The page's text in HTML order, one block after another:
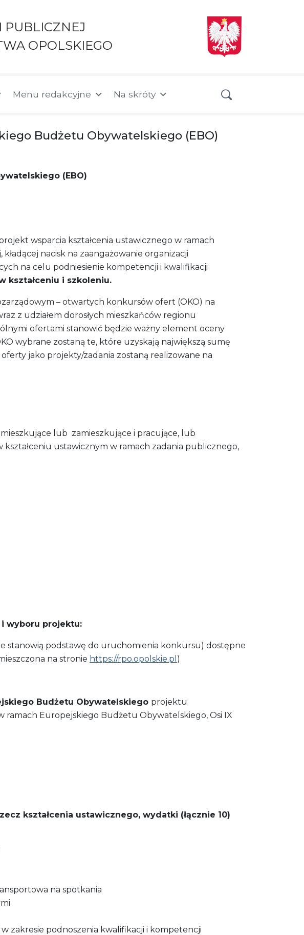
PUBLICZNEJ
OPOLSKIEGO
Menu redakcyjne Na skróty
Budżetu Obywatelskiego (EBO)
(EBO)
wsparcia kształcenia ustawicznego w ramach
nacisk na zaangażowanie organizacji
na celu podniesienie kompetencji i kwalifikacji
kształceniu i szkoleniu.
– otwartych konkursów ofert (OKO) na
z udziałem dorosłych mieszkańców regionu
ofertami stanowić będzie ważny element oceny
wybrane zostaną te, które uzyskają największą sumę
jako projekty/zadania zostaną realizowane na
lub zamieszkujące i pracujące, lub
ustawicznym w ramach zadania publicznego,
wyboru projektu:
stanowią podstawę do uruchomienia konkursu) dostępne
na stronie https://rpo.opolskie.pl )
Budżetu Obywatelskiego projektu
ramach Europejskiego Budżetu Obywatelskiego, Osi IX
kształcenia ustawicznego, wydatki (łącznie 10)
na spotkania
zakresie podnoszenia kwalifikacji i kompetencji